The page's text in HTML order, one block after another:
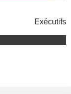
Exécutifs